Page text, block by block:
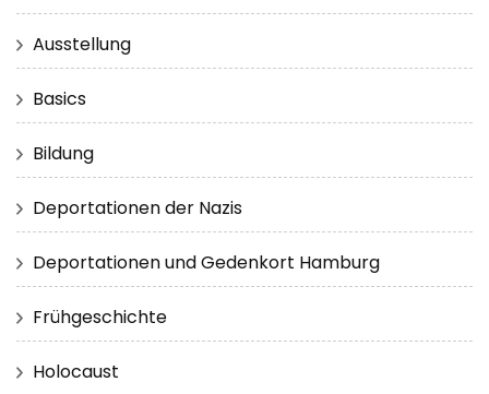
Ausstellung
Basics
Bildung
Deportationen der Nazis
Deportationen und Gedenkort Hamburg
Frühgeschichte
Holocaust